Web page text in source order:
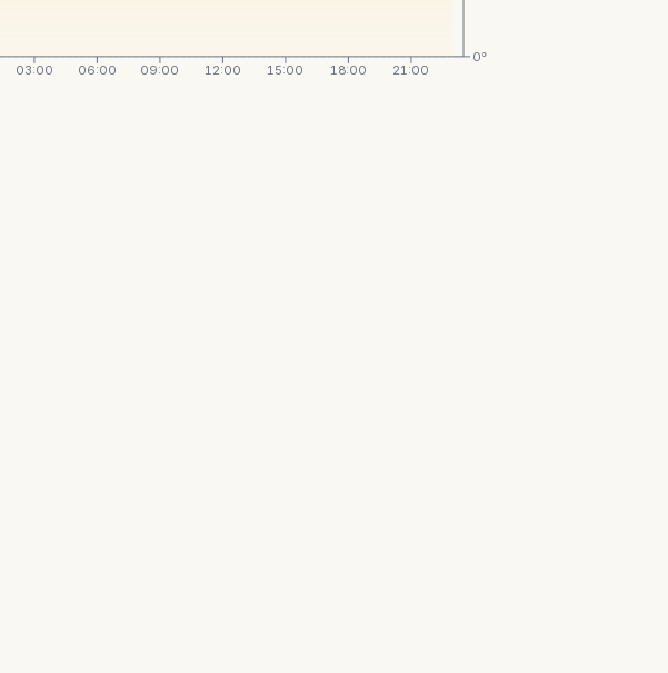
03:00 06:00 09:00 12:00 15:00 18:00 21:00
0°